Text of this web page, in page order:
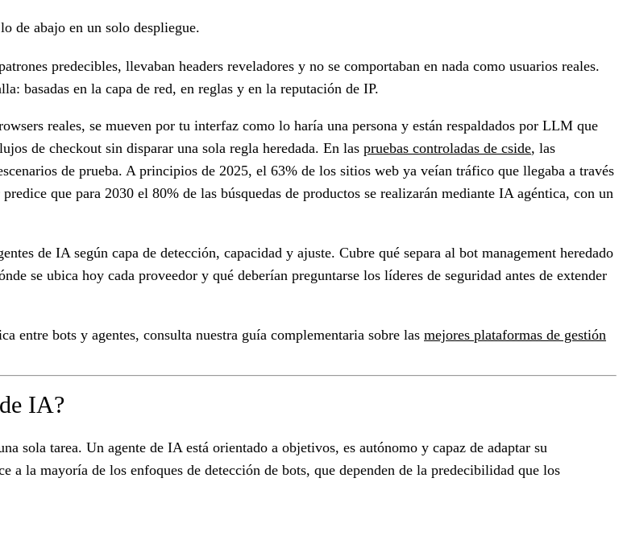
de abajo en un solo despliegue.
predecibles, llevaban headers reveladores y no se comportaban en nada como usuarios reales.
basadas en la capa de red, en reglas y en la reputación de IP.
reales, se mueven por tu interfaz como lo haría una persona y están respaldados por LLM que
de checkout sin disparar una sola regla heredada. En las pruebas controladas de cside, las
de prueba. A principios de 2025, el 63% de los sitios web ya veían tráfico que llegaba a través
que para 2030 el 80% de las búsquedas de productos se realizarán mediante IA agéntica, con un
de IA según capa de detección, capacidad y ajuste. Cubre qué separa al bot management heredado
se ubica hoy cada proveedor y qué deberían preguntarse los líderes de seguridad antes de extender
entre bots y agentes, consulta nuestra guía complementaria sobre las mejores plataformas de gestión
IA?
sola tarea. Un agente de IA está orientado a objetivos, es autónomo y capaz de adaptar su
a la mayoría de los enfoques de detección de bots, que dependen de la predecibilidad que los